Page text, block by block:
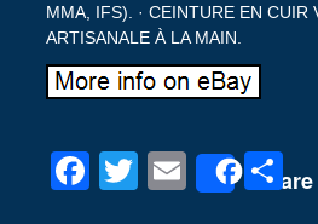
MMA, IFS). · CEINTURE EN CUIR
ARTISANALE À LA MAIN.
F
T
E
Share
P